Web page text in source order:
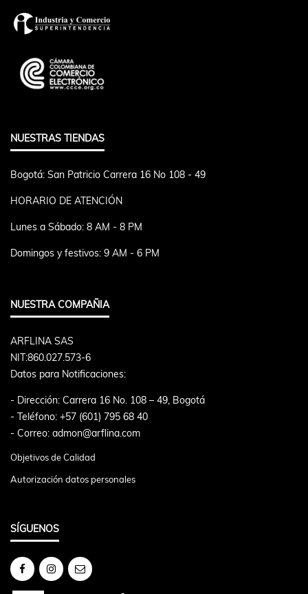
NUESTRAS TIENDAS
Bogotá: San Patricio Carrera 16 No 108 - 49
HORARIO DE ATENCIÓN
Lunes a Sábado: 8 AM - 8 PM
Domingos y festivos: 9 AM - 6 PM
NUESTRA COMPAÑIA
ARFLINA SAS
NIT:860.027.573-6
Datos para Notificaciones:
- Dirección: Carrera 16 No. 108 – 49, Bogotá
- Teléfono: +57 (601) 795 68 40
- Correo: admon@arflina.com
Objetivos de Calidad
Autorización datos personales
SÍGUENOS